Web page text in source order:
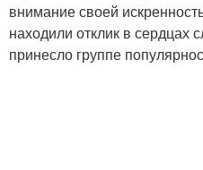
внимание своей
находили отклик в сердцах
принесло группе